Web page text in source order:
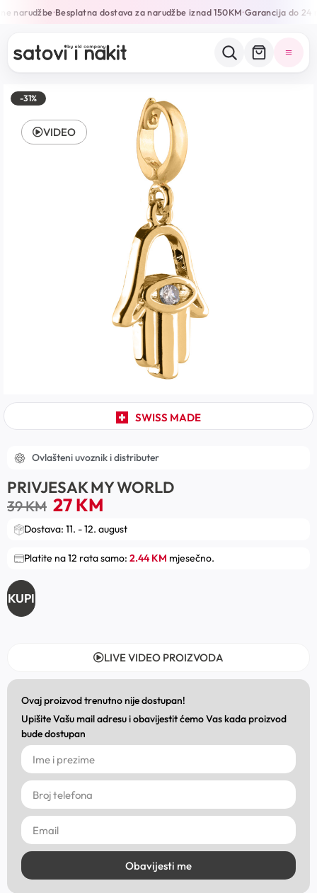
narudžbe•Besplatna dostava za narudžbe iznad 150KM•Garancija do 24
-31%
SWISS MADE
VIDEO
Ovlašteni uvoznik i distributer
PRIVJESAK MY WORLD
39KM 27KM
Dostava: 11. - 12. august
Platite na 12 rata samo: 2.44 KM mjesečno.
KUPI
LIVE VIDEO PROIZVODA
Ovaj proizvod trenutno nije dostupan!
Upišite Vašu mail adresu i obavijestit ćemo Vas kada proizvod
bude dostupan
Obavijesti me